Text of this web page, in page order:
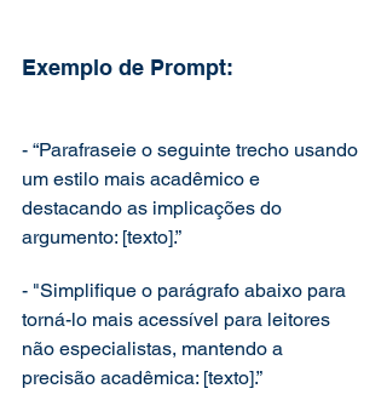
Exemplo de Prompt:
- “Parafraseie o seguinte trecho usando
um estilo mais acadêmico e
destacando as implicações do
argumento: [texto].”
- "Simplifique o parágrafo abaixo para
torná-lo mais acessível para leitores
não especialistas, mantendo a
precisão acadêmica: [texto].”